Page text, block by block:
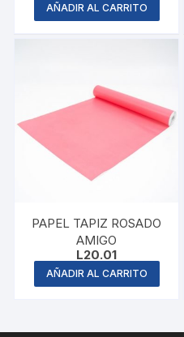
AÑADIR AL CARRITO
PAPEL TAPIZ ROSADO
AMIGO
L20.01
AÑADIR AL CARRITO